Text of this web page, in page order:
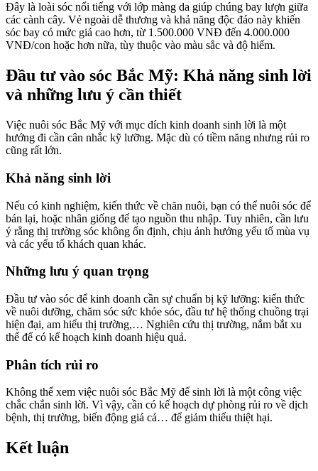
Đây là loài sóc nổi tiếng với lớp màng da giúp chúng bay lượn giữa
các cành cây. Vẻ ngoài dễ thương và khả năng độc đáo này khiến
sóc bay có mức giá cao hơn, từ 1.500.000 VNĐ đến 4.000.000
VNĐ/con hoặc hơn nữa, tùy thuộc vào màu sắc và độ hiếm.
Đầu tư vào sóc Bắc Mỹ: Khả năng sinh lời
và những lưu ý cần thiết
Việc nuôi sóc Bắc Mỹ với mục đích kinh doanh sinh lời là một
hướng đi cần cân nhắc kỹ lưỡng. Mặc dù có tiềm năng nhưng rủi ro
cũng rất lớn.
Khả năng sinh lời
Nếu có kinh nghiệm, kiến thức về chăn nuôi, bạn có thể nuôi sóc để
bán lại, hoặc nhân giống để tạo nguồn thu nhập. Tuy nhiên, cần lưu
ý rằng thị trường sóc không ổn định, chịu ảnh hưởng yếu tố mùa vụ
và các yếu tố khách quan khác.
Những lưu ý quan trọng
Đầu tư vào sóc để kinh doanh cần sự chuẩn bị kỹ lưỡng: kiến thức
về nuôi dưỡng, chăm sóc sức khỏe sóc, đầu tư hệ thống chuồng trại
hiện đại, am hiểu thị trường,… Nghiên cứu thị trường, nắm bắt xu
thế để có kế hoạch kinh doanh hiệu quả.
Phân tích rủi ro
Không thể xem việc nuôi sóc Bắc Mỹ để sinh lời là một công việc
chắc chắn sinh lời. Vì vậy, cần có kế hoạch dự phòng rủi ro về dịch
bệnh, thị trường, biến động giá cả… để giảm thiểu thiệt hại.
Kết luận